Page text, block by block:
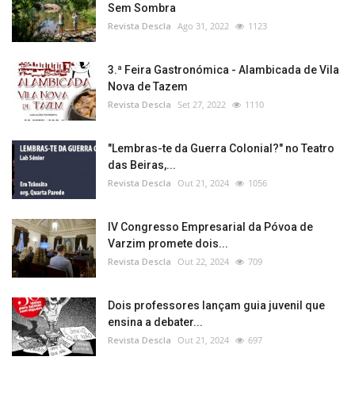
Sem Sombra
Revista Descla Ago 31, 2022 1123
3.ª Feira Gastronómica - Alambicada de Vila
Nova de Tazem
Revista Descla Set 27, 2022 1110
"Lembras-te da Guerra Colonial?" no Teatro
das Beiras,...
Revista Descla Out 21, 2024 1056
IV Congresso Empresarial da Póvoa de
Varzim promete dois...
Revista Descla Out 22, 2024 709
Dois professores lançam guia juvenil que
ensina a debater...
Revista Descla Out 21, 2024 697